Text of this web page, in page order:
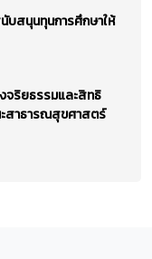
บสนุนทุนการศึกษาให้
จริยธรรมและสิทธิ
สาธารณสุขศาสตร์